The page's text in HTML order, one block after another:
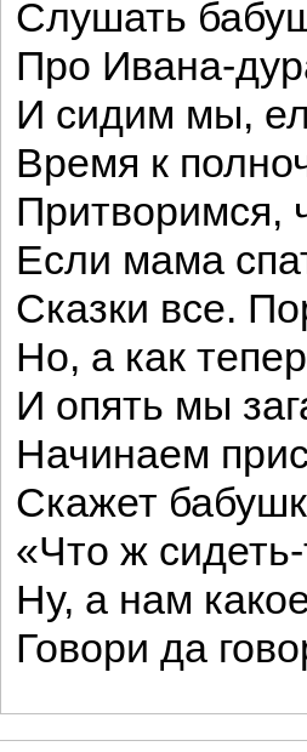
Слушать
Про Ивана-
И сидим мы,
Время к
Притворимся,
Если мама
Сказки все.
Но, а как
И опять мы
Начинаем
Скажет
«Что ж
Ну, а нам
Говори да